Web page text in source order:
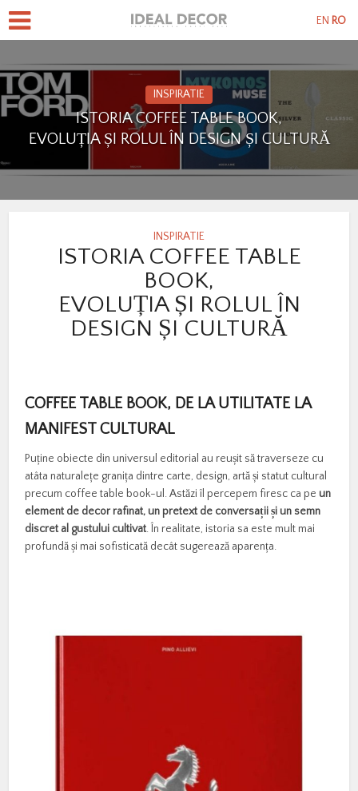
INSPIRATIE
ISTORIA COFFEE TABLE BOOK,
EVOLUȚIA ȘI ROLUL ÎN DESIGN ȘI CULTURĂ
INSPIRATIE
ISTORIA COFFEE TABLE
BOOK,
EVOLUȚIA ȘI ROLUL ÎN
DESIGN ȘI CULTURĂ
COFFEE TABLE BOOK, DE LA UTILITATE LA
MANIFEST CULTURAL
Puține obiecte din universul editorial au reușit să traverseze cu
atâta naturalețe granița dintre carte, design, artă și statut cultural
precum coffee table book-ul. Astăzi îl percepem firesc ca pe un
element de decor rafinat, un pretext de conversații și un semn
discret al gustului cultivat. În realitate, istoria sa este mult mai
profundă și mai sofisticată decât sugerează aparența.
EN RO